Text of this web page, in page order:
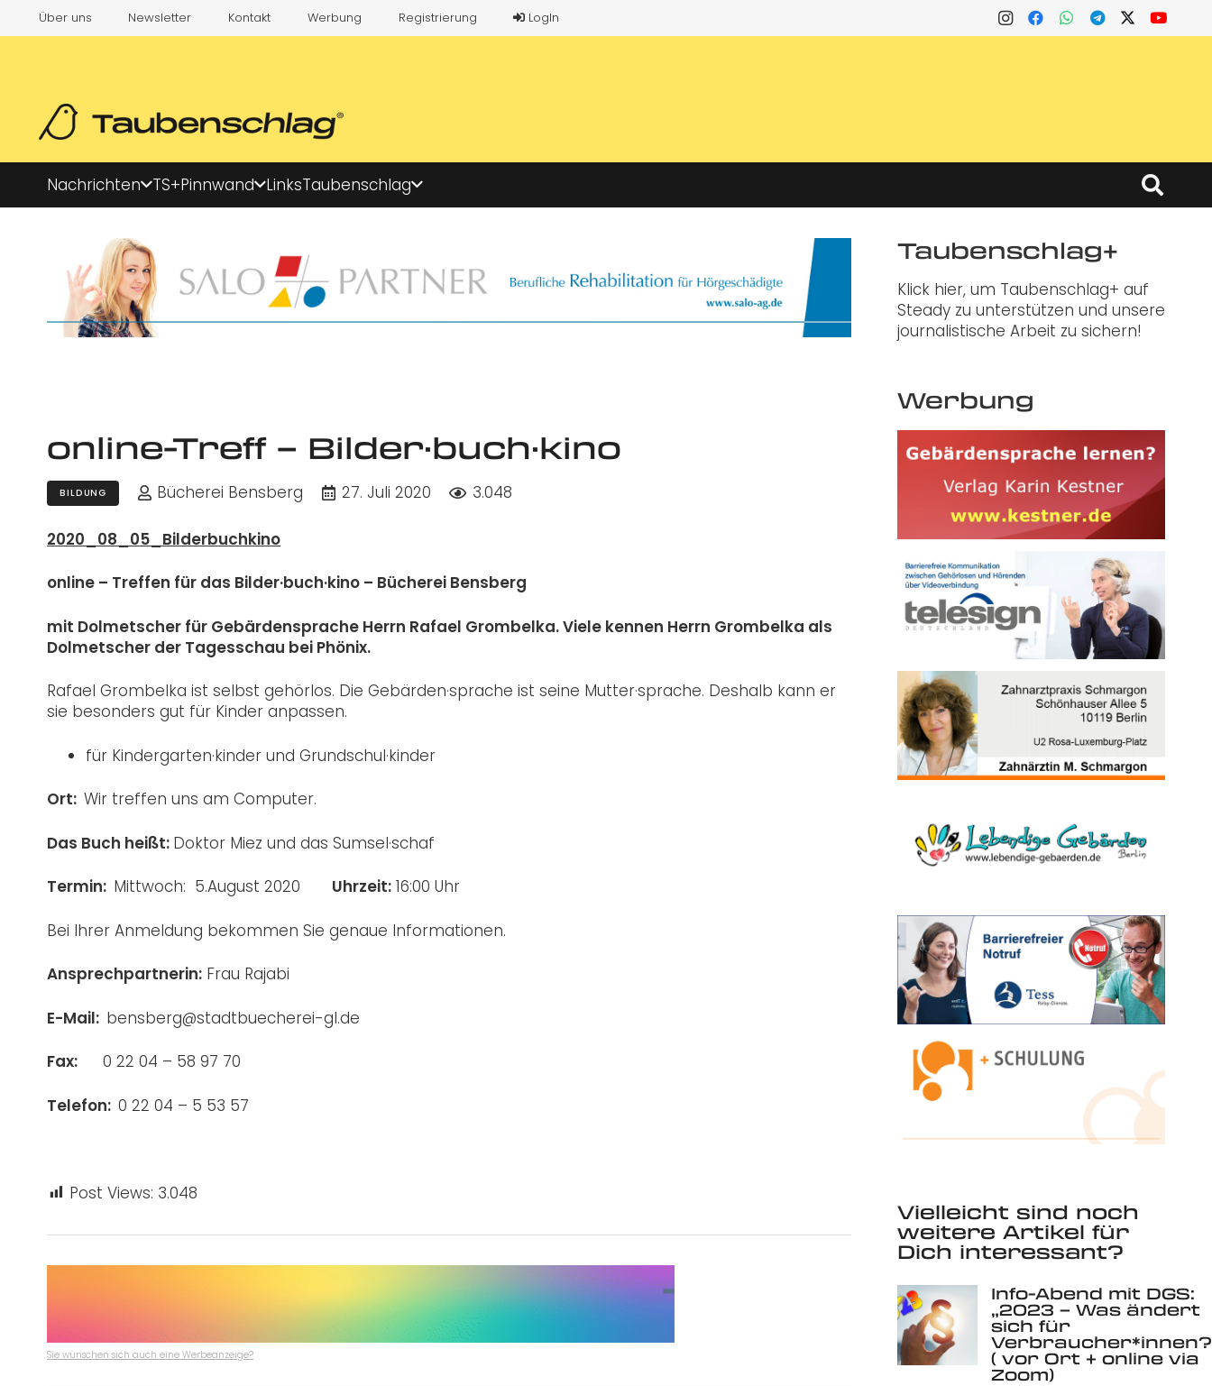
Über uns Newsletter Kontakt Werbung Registrierung LogIn
Nachrichten TS+Pinnwand LinksTaubenschlag
online-Treff – Bilder·buch·kino
BILDUNG Bücherei Bensberg 27. Juli 2020 3.048
2020_08_05_Bilderbuchkino
online – Treffen für das Bilder·buch·kino – Bücherei Bensberg
mit Dolmetscher für Gebärdensprache Herrn Rafael Grombelka. Viele kennen Herrn Grombelka als
Dolmetscher der Tagesschau bei Phönix.
Rafael Grombelka ist selbst gehörlos. Die Gebärden·sprache ist seine Mutter·sprache. Deshalb kann er
sie besonders gut für Kinder anpassen.
für Kindergarten·kinder und Grundschul·kinder
Ort: Wir treffen uns am Computer.
Das Buch heißt: Doktor Miez und das Sumsel·schaf
Termin: Mittwoch: 5.August 2020 Uhrzeit: 16:00 Uhr
Bei Ihrer Anmeldung bekommen Sie genaue Informationen.
Ansprechpartnerin: Frau Rajabi
E-Mail: bensberg@stadtbuecherei-gl.de
Fax: 0 22 04 – 58 97 70
Telefon: 0 22 04 – 5 53 57
Post Views: 3.048
Sie wünschen sich auch eine Werbeanzeige?
Taubenschlag+
Klick hier, um Taubenschlag+ auf
Steady zu unterstützen und unsere
journalistische Arbeit zu sichern!
Werbung
Vielleicht sind noch
weitere Artikel für
Dich interessant?
Info-Abend mit DGS:
„2023 – Was ändert
sich für
( vor Ort + online via
Zoom)